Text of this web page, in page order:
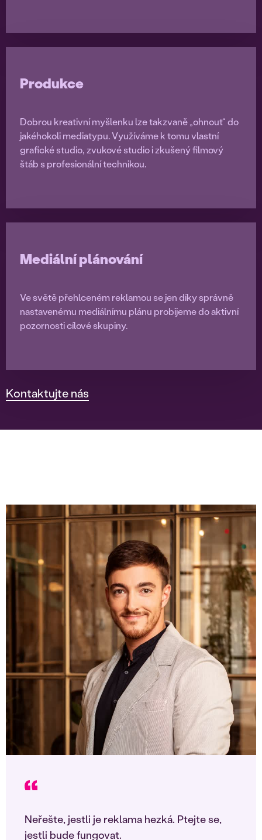
Produkce
Dobrou kreativní myšlenku lze takzvaně „ohnout“ do
jakéhokoli mediatypu. Využíváme k tomu vlastní
grafické studio, zvukové studio i zkušený filmový
štáb s profesionální technikou.
Mediální plánování
Ve světě přehlceném reklamou se jen díky správně
nastavenému mediálnímu plánu probijeme do aktivní
pozornosti cílové skupiny.
Kontaktujte nás
Neřešte, jestli je reklama hezká. Ptejte se,
jestli bude fungovat.